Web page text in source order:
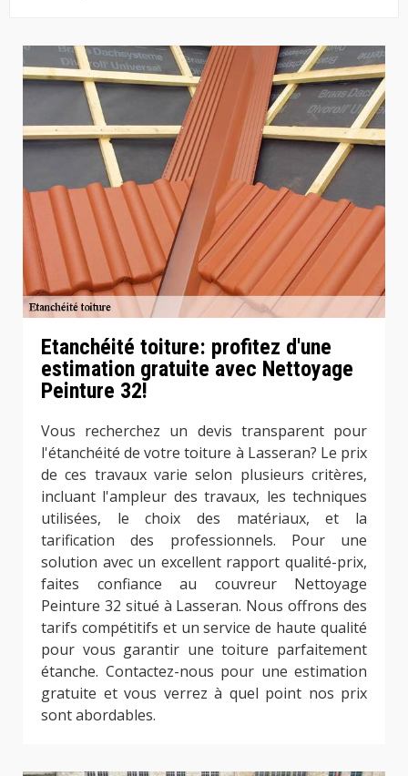
Etanchéité toiture: profitez d'une
estimation gratuite avec Nettoyage
Peinture 32!
Vous recherchez un devis transparent pour
l'étanchéité de votre toiture à Lasseran? Le prix
de ces travaux varie selon plusieurs critères,
incluant l'ampleur des travaux, les techniques
utilisées, le choix des matériaux, et la
tarification des professionnels. Pour une
solution avec un excellent rapport qualité-prix,
faites confiance au couvreur Nettoyage
Peinture 32 situé à Lasseran. Nous offrons des
tarifs compétitifs et un service de haute qualité
pour vous garantir une toiture parfaitement
étanche. Contactez-nous pour une estimation
gratuite et vous verrez à quel point nos prix
sont abordables.